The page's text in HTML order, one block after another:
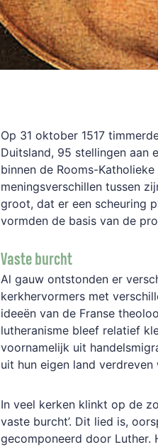
Op 31 oktober 1517
Duitsland, 95 stellingen aan
binnen de Rooms-
meningsverschillen tussen
groot, dat er een scheuring
vormden de basis van de
Vaste burcht
Al gauw ontstonden er
kerkhervormers met
ideeën van de Franse
lutheranisme bleef relatief
voornamelijk uit
uit hun eigen land verdreven
In veel kerken klinkt op de
vaste burcht’. Dit lied is,
gecomponeerd door Luther.